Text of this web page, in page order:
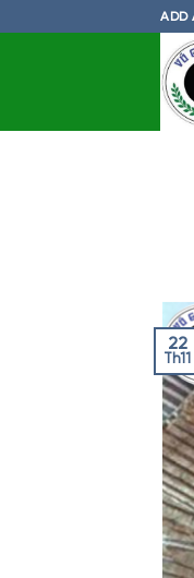
ADD
22
Th11